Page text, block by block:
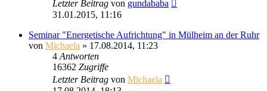
Letzter Beitrag von gundababa
31.01.2015, 11:16
Seminar "Energetische Aufrichtung" in Mülheim an der Ruhr
von Michaela » 17.08.2014, 11:23
4 Antworten
16362 Zugriffe
Letzter Beitrag von Michaela